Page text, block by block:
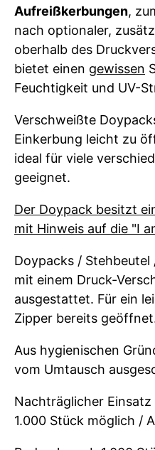
Aufreißkerbungen,
nach optionaler,
oberhalb des
bietet einen gewissen
Feuchtigkeit und UV-
Verschweißte
Einkerbung leicht zu
ideal für viele
geeignet.
Der Doypack besitzt
mit Hinweis auf die "I
Doypacks /
mit einem Druck-
ausgestattet. Für ein
Zipper bereits
Aus hygienischen
vom Umtausch
Nachträglicher
1.000 Stück möglich /